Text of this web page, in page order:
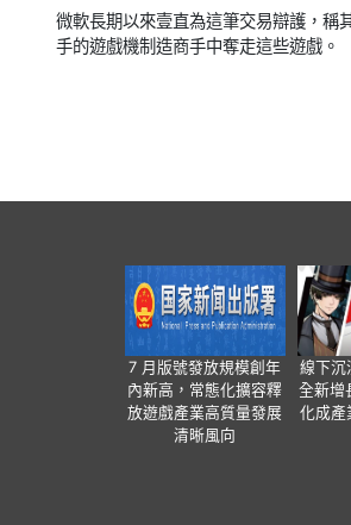
微軟長期以來壹直為這筆交易辯護，稱
手的遊戲機制造商手中奪走這些遊戲。
7 月版號發放規模創年
內新高，常態化擴容釋
放遊戲產業高質量發展
清晰風向
線下沉
全新增
化成產